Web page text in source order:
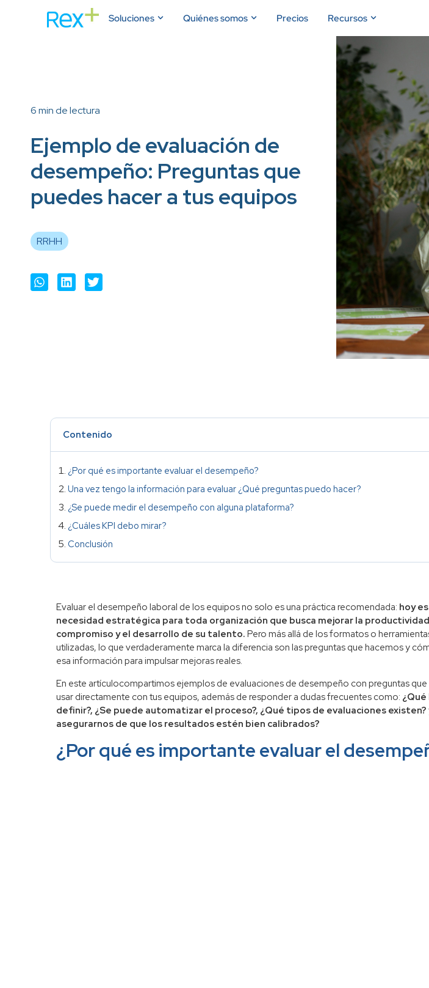
Soluciones Quiénes somos Precios Recursos
6 min de lectura
Ejemplo de evaluación de
desempeño: Preguntas que
puedes hacer a tus equipos
RRHH
Contenido
¿Por qué es importante evaluar el desempeño?
Una vez tengo la información para evaluar ¿Qué preguntas puedo hacer?
¿Se puede medir el desempeño con alguna plataforma?
¿Cuáles KPI debo mirar?
Conclusión
Evaluar el desempeño laboral de los equipos no solo es una práctica recomendada: hoy
necesidad estratégica para toda organización que busca mejorar la
compromiso y el desarrollo de su talento. Pero más allá de los formatos o
utilizadas, lo que verdaderamente marca la diferencia son las preguntas que hacemos y
esa información para impulsar mejoras reales.
En este artículocompartimos ejemplos de evaluaciones de desempeño con preguntas
usar directamente con tus equipos, además de responder a dudas frecuentes como: ¿Qué
definir?, ¿Se puede automatizar el proceso?, ¿Qué tipos de evaluaciones existen?
asegurarnos de que los resultados estén bien calibrados?
¿Por qué es importante evaluar el